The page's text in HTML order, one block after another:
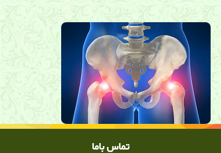
نژاد ,دکتر ساعد رحیمی نژاد, کلینیک درد شیراز
تماس باما